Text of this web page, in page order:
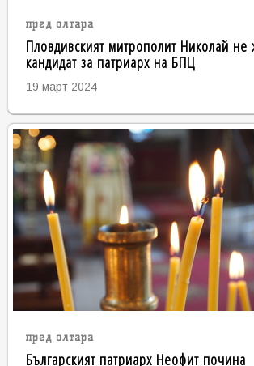
пред олтара
Пловдивският митрополит Николай
кандидат за патриарх на БПЦ
19 март 2024
пред олтара
Българският патриарх Неофит почина